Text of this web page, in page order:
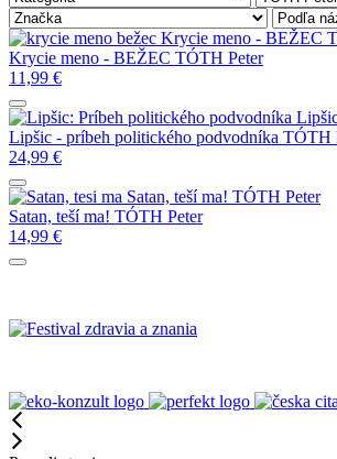
Krycie meno - BEŽEC
Krycie meno - BEŽEC TÓTH Peter
11,99 €
Lipšic - príbeh politického podvodníka TÓTH
24,99 €
Satan, teší ma! TÓTH Peter
Satan, teší ma! TÓTH Peter
14,99 €